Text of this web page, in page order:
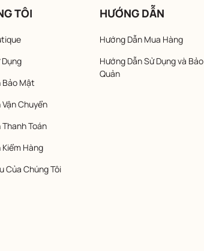
TÔI
Bảo Mật
Chuyển
Toán
Hàng
Của Chúng Tôi
HƯỚNG DẪN
Hướng Dẫn Mua Hàng
Hướng Dẫn Sử Dụng và Bảo
Quản